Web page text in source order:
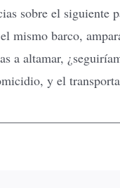
sobre el siguiente
mismo barco,
a altamar,
y el